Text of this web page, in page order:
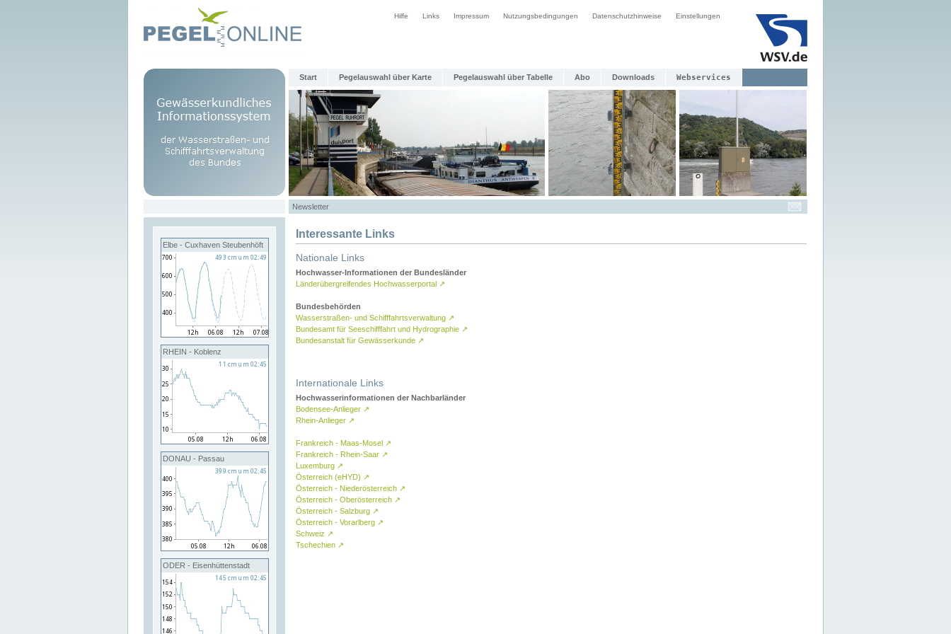
Hilfe Links Impressum Nutzungsbedingungen Datenschutzhinweise Einstellungen
Start Pegelauswahl über Karte Pegelauswahl über Tabelle Abo Downloads Webservices
Newsletter
Elbe - Cuxhaven Steubenhöft
RHEIN - Koblenz
DONAU - Passau
ODER - Eisenhüttenstadt
Interessante Links
Nationale Links
Hochwasser-Informationen der Bundesländer
Länderübergreifendes Hochwasserportal ↗
Bundesbehörden
Wasserstraßen- und Schifffahrtsverwaltung ↗
Bundesamt für Seeschifffahrt und Hydrographie ↗
Bundesanstalt für Gewässerkunde ↗
Internationale Links
Hochwasserinformationen der Nachbarländer
Bodensee-Anlieger ↗
Rhein-Anlieger ↗
Frankreich - Maas-Mosel ↗
Frankreich - Rhein-Saar ↗
Luxemburg ↗
Österreich (eHYD) ↗
Österreich - Niederösterreich ↗
Österreich - Oberösterreich ↗
Österreich - Salzburg ↗
Österreich - Vorarlberg ↗
Schweiz ↗
Tschechien ↗